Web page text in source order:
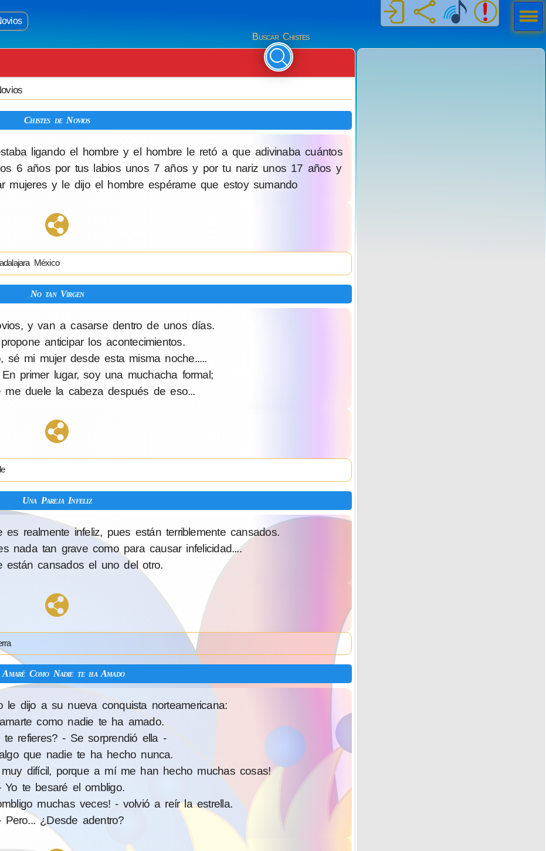
Buscar Chistes
Chistes de Novios
ligando el hombre y el hombre le retó a que adivinaba cuántos
6 años por tus labios unos 7 años y por tu nariz unos 17 años y
mujeres y le dijo el hombre espérame que estoy sumando
México
No tan Virgen
y van a casarse dentro de unos días.
anticipar los acontecimientos.
mi mujer desde esta misma noche.....
primer lugar, soy una muchacha formal;
me duele la cabeza después de eso...
Una Pareja Infeliz
realmente infeliz, pues están terriblemente cansados.
nada tan grave como para causar infelicidad....
cansados el uno del otro.
Amaré Como Nadie te ha Amado
le dijo a su nueva conquista norteamericana:
como nadie te ha amado.
refieres? - Se sorprendió ella -
que nadie te ha hecho nunca.
difícil, porque a mí me han hecho muchas cosas!
te besaré el ombligo.
muchas veces! - volvió a reír la estrella.
¿Desde adentro?
Men
ú